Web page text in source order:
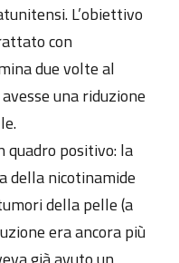
L’obiettivo
con
due volte al
una riduzione
quadro positivo: la
della nicotinamide
della pelle (a
era ancora più